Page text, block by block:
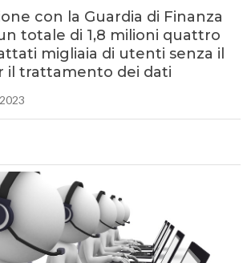
con la Guardia di Finanza
totale di 1,8 milioni quattro
migliaia di utenti senza il
il trattamento dei dati